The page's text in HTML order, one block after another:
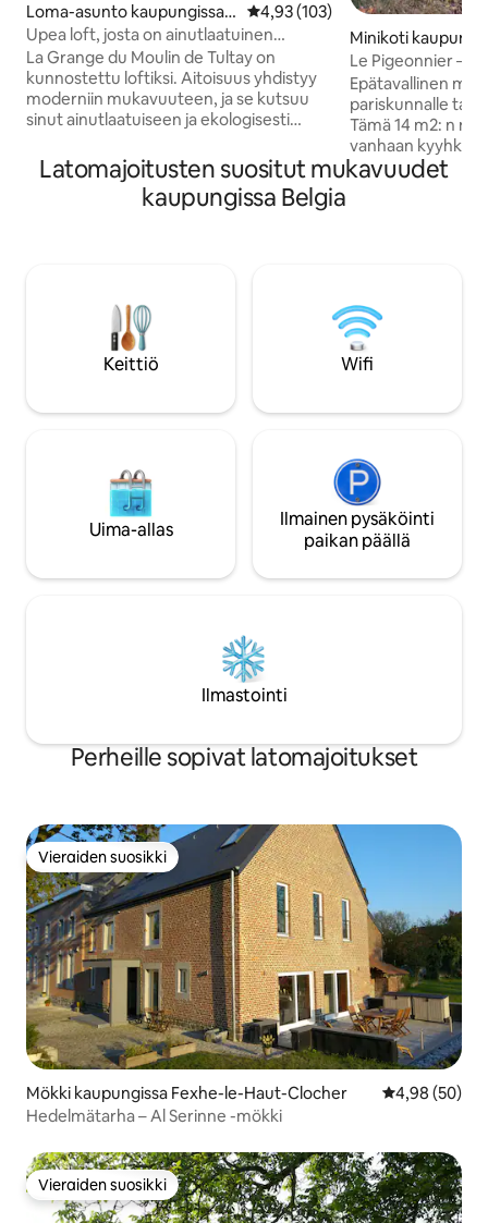
Loma-asunto kaupungissa T
enneville
Keskimääräinen arvio 4,93/5,
4,93 (103)
Upea loft, josta on ainutlaatuinen
näkymä vesimyllylampiin
La Grange du Moulin de Tultay on
kunnostettu loftiksi. Aitoisuus yhdistyy
moderniin mukavuuteen, ja se kutsuu
sinut ainutlaatuiseen ja ekologisesti
(luonnonmateriaalit, alhainen
energiankulutus). Tee kuten haluat:
intiimi rentoutuminen puuhellan ääressä
kävelyetäisyydellä (< 1,5 km), mukaan
lukien Ravel-pyöräilyverkosto. Uiminen
järvessä omistajan suostumuksella.
Minikoti
Le Pigeonnier –
Liègeä
Epätavallinen
pariskunnalle tai
Tämä 14 m2: n
vanhaan
unohtumattoman
kauppoja ja ravintoloita.
Yksityinen
- Pieni varustettu
ja wc - WiFi
Latomajoitusten suositut mukavuudet
kaupungissa Belgia
Keittiö Wifi
Uima-allas
Ilmainen pysäköinti
paikan päällä
Ilmastointi
Perheille sopivat latomajoitukset
Vieraiden suosikki
Vieraiden suosikki
Mökki kaupungissa Fexhe-le-Haut-Clocher
4,98 (50)
Hedelmätarha – Al Serinne -mökki
Vieraiden suosikki
Vieraiden suosikki